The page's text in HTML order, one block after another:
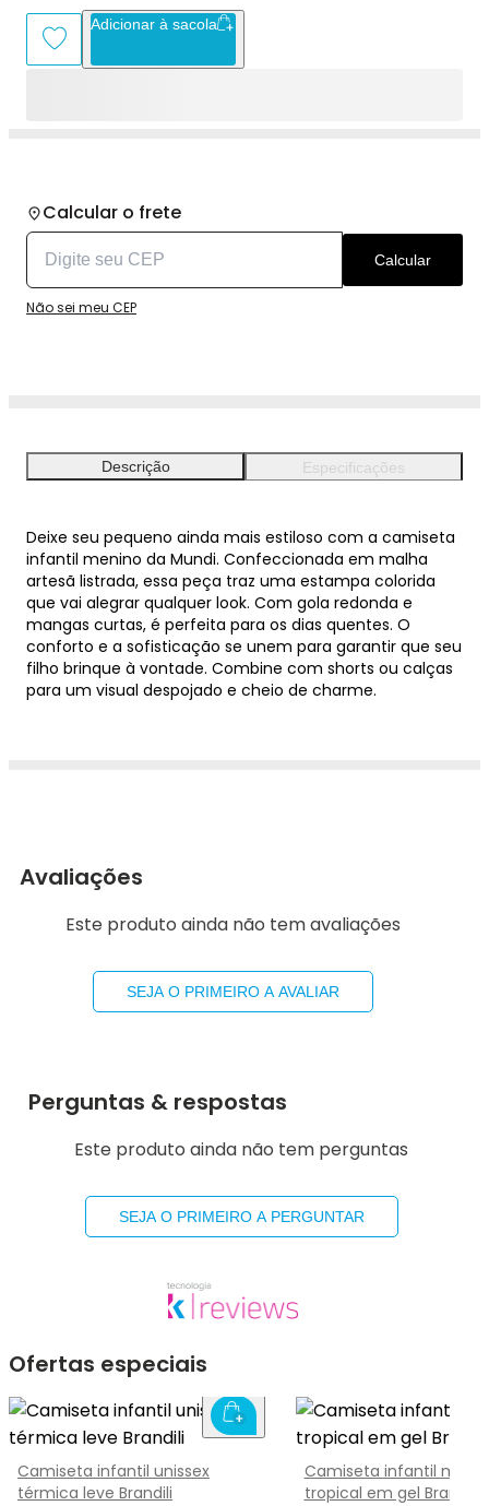
Adicionar à sacola
Calcular o frete
Calcular
Não sei meu CEP
Descrição Especificações
Deixe seu pequeno ainda mais estiloso com a camiseta
infantil menino da Mundi. Confeccionada em malha
artesã listrada, essa peça traz uma estampa colorida
que vai alegrar qualquer look. Com gola redonda e
mangas curtas, é perfeita para os dias quentes. O
conforto e a sofisticação se unem para garantir que seu
filho brinque à vontade. Combine com shorts ou calças
para um visual despojado e cheio de charme.
Avaliações
Este produto ainda não tem avaliações
SEJA O PRIMEIRO A AVALIAR
Perguntas & respostas
Este produto ainda não tem perguntas
SEJA O PRIMEIRO A PERGUNTAR
Ofertas especiais
Camiseta infantil unissex
térmica leve Brandili
Camiseta infantil
tropical em gel Brandili